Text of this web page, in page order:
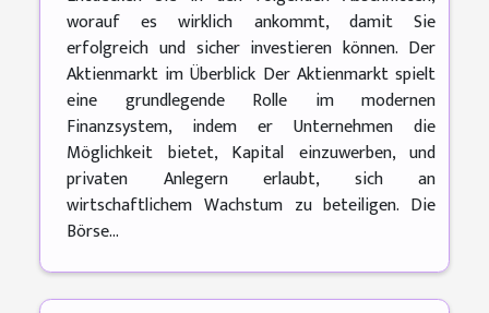
worauf es wirklich ankommt, damit Sie
erfolgreich und sicher investieren können. Der
Aktienmarkt im Überblick Der Aktienmarkt spielt
eine grundlegende Rolle im modernen
Finanzsystem, indem er Unternehmen die
Möglichkeit bietet, Kapital einzuwerben, und
privaten Anlegern erlaubt, sich an
wirtschaftlichem Wachstum zu beteiligen. Die
Börse...